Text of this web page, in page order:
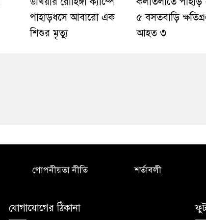
পাহাড়ধসে আবারো এক
শিশুর মৃত্যু
৫ বসতবাড়ি
আহত ৩
গোপনীয়তা নীতি শর্তাবলী
যোগাযোগের ঠিকানা